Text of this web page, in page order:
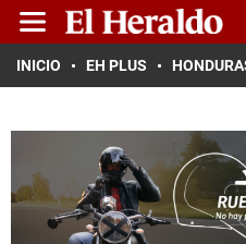
INICIO EH PLUS